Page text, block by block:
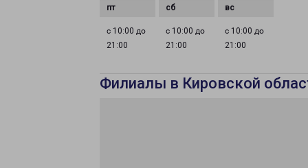
с 10:00 до
21:00
с 10:00 до
21:00
с 10:00 до
21:00
Филиалы в Кировской